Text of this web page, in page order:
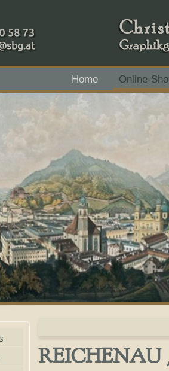
220 58 73
Home
Online-
RAIBA - Flachgau Mitte - IBAN
REICHENAU